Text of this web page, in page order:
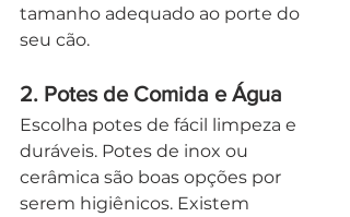
tamanho adequado ao porte do
seu cão.
2. Potes de Comida e Água
Escolha potes de fácil limpeza e
duráveis. Potes de inox ou
cerâmica são boas opções por
serem higiênicos. Existem